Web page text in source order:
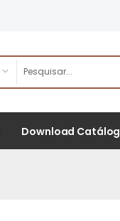
Download